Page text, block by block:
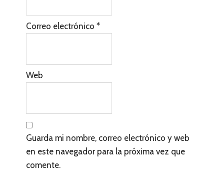
Correo electrónico*
Web
Guarda mi nombre, correo electrónico y web
en este navegador para la próxima vez que
comente.